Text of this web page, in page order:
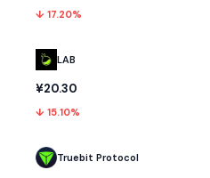
↓ 17.20%
LAB
¥20.30
↓ 15.10%
Truebit Protocol